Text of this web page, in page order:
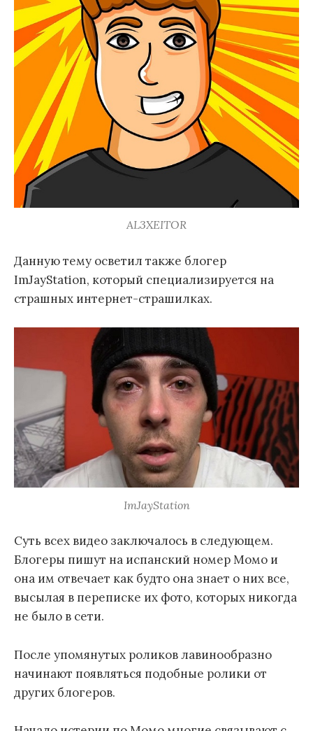
AL3XEITOR
Данную тему осветил также блогер
ImJayStation, который специализируется на
страшных интернет-страшилках.
ImJayStation
Суть всех видео заключалось в следующем.
Блогеры пишут на испанский номер Момо и
она им отвечает как будто она знает о них все,
высылая в переписке их фото, которых никогда
не было в сети.
После упомянутых роликов лавинообразно
начинают появляться подобные ролики от
других блогеров.